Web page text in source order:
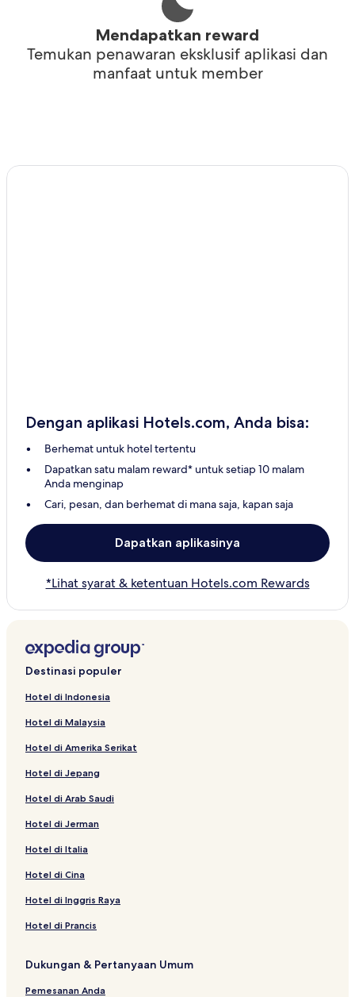
Mendapatkan reward
Temukan penawaran eksklusif aplikasi dan
manfaat untuk member
Dengan aplikasi Hotels.com, Anda bisa:
Berhemat untuk hotel tertentu
Dapatkan satu malam reward* untuk setiap 10 malam
Anda menginap
Cari, pesan, dan berhemat di mana saja, kapan saja
Dapatkan aplikasinya
*Lihat syarat & ketentuan Hotels.com Rewards
Destinasi populer
Hotel di Indonesia
Hotel di Malaysia
Hotel di Amerika Serikat
Hotel di Jepang
Hotel di Arab Saudi
Hotel di Jerman
Hotel di Italia
Hotel di Cina
Hotel di Inggris Raya
Hotel di Prancis
Dukungan & Pertanyaan Umum
Pemesanan Anda